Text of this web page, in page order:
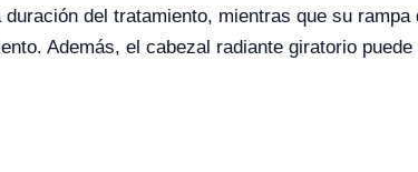
del tratamiento, mientras que su
Además, el cabezal radiante giratorio puede